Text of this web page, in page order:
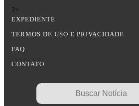
?>
EXPEDIENTE
TERMOS DE USO E PRIVACIDADE
FAQ
CONTATO